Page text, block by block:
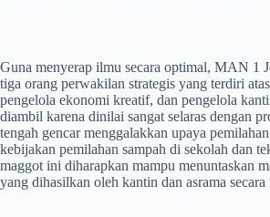
Guna menyerap ilmu secara optimal, MAN 1
tiga orang perwakilan strategis yang terdiri
pengelola ekonomi kreatif, dan pengelola
diambil karena dinilai sangat selaras dengan
tengah gencar menggalakkan upaya
kebijakan pemilahan sampah di sekolah dan
maggot ini diharapkan mampu menuntaskan
yang dihasilkan oleh kantin dan asrama secara